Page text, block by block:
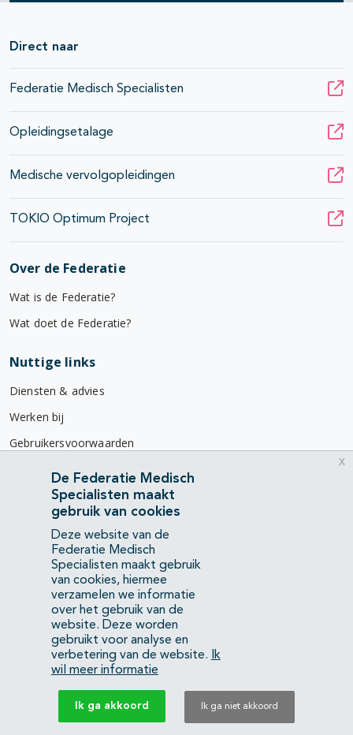
Direct naar
Federatie Medisch Specialisten
Opleidingsetalage
Medische vervolgopleidingen
TOKIO Optimum Project
Over de Federatie
Wat is de Federatie?
Wat doet de Federatie?
Nuttige links
Diensten & advies
Werken bij
Gebruikersvoorwaarden
Privacyverklaring
Contact
Mercatorlaan 1200
3528 BL Utrecht
(088) 505 34 34
info@richtlijnendatabase.nl
YouTubeLinkedIn
KvK Federatie Medisch Specialisten:40483480
Privacyverklaring
De Federatie Medisch
Specialisten maakt
gebruik van cookies
Deze website van de
Federatie Medisch
Specialisten maakt gebruik
van cookies, hiermee
verzamelen we informatie
over het gebruik van de
website. Deze worden
gebruikt voor analyse en
verbetering van de website.
Ik
wil meer informatie
Ik ga akkoord Ik ga niet akkoord
x